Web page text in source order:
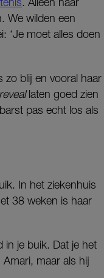
We wilden een
‘Je moet alles doen
zo blij en vooral haar
laten goed zien
pas echt los als
In het ziekenhuis
38 weken is haar
in je buik. Dat je het
maar als hij